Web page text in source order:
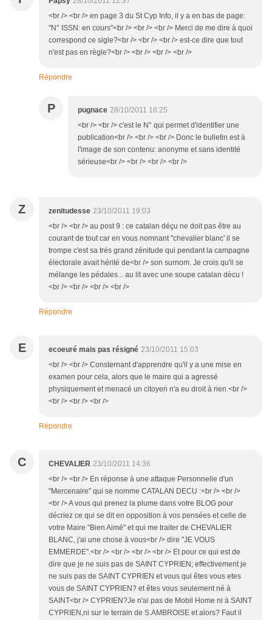
<br /> <br /> en page 3 du St Cyp Info, il y a en bas de page:
"N° ISSN: en cours"<br /> <br /> <br /> Merci de me dire à quoi
correspond ce sigle?<br /> <br /> <br /> est-ce dire que tout
n'est pas en règle?<br /> <br /> <br /> <br />
Répondre
P pugnace 28/10/2011 16:25
<br /> <br /> c'est le N° qui permet d'identifier une
publication<br /> <br /> <br /> Donc le bulletin est à
l'image de son contenu: anonyme et sans identité
sérieuse<br /> <br /> <br /> <br />
Z zenitudesse 23/10/2011 19:03
<br /> <br /> au post 9 : ce catalan déçu ne doit pas être au
courant de tout car en vous nomnant "chevalier blanc' il se
trompe c'est sa trés grand zénitude qui pendant la campagne
électorale avait hérité de<br /> son surnom. Je crois qu'il se
mélange les pédales... au lit avec une soupe catalan dècu !
<br /> <br /> <br /> <br />
Répondre
E ecoeuré mais pas résigné 23/10/2011 15:03
<br /> <br /> Consternant d'apprendre qu'il y a une mise en
examen pour cela, alors que le maire qui a agressé
physiquement et menacé un citoyen n'a eu droit à rien.<br />
<br /> <br /> <br />
Répondre
C CHEVALIER 23/10/2011 14:36
<br /> <br /> En réponse à une attaque Personnelle d'un
"Mercenaire" qui se nomme CATALAN DECU :<br /> <br />
<br /> A vous qui prenez la plume dans votre BLOG pour
décriez ce qui se dit en opposition à vos pensées et celle de
votre Maire "Bien Aimé" et qui me traiter de CHEVALIER
BLANC, j'ai une chose à vous<br /> dire "JE VOUS
EMMERDE".<br /> <br /> <br /> <br /> Et pour ce qui est de
dire que je ne suis pas de SAINT CYPRIEN; effectivement je
ne suis pas de SAINT CYPRIEN et vous qui êtes vous etes
vous de SAINT CYPRIEN? et êtes vous seulement né à
SAINT<br /> CYPRIEN?Je n'ai pas de Mobil Home ni à SAINT
CYPRIEN,ni sur le terrain de S.AMBROISE et alors? Faut il